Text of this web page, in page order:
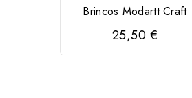
Brincos Modartt Craft
25,50 €